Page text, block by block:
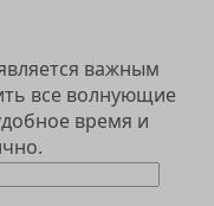
важным
все волнующие
время и